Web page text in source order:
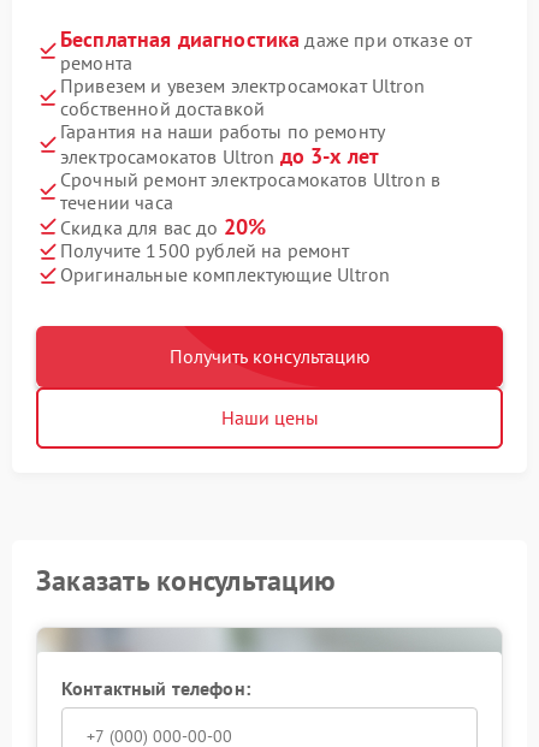
Бесплатная диагностика даже при отказе от
ремонта
Привезем и увезем электросамокат Ultron
собственной доставкой
Гарантия на наши работы по ремонту
электросамокатов Ultron до 3-х лет
Срочный ремонт электросамокатов Ultron в
течении часа
Скидка для вас до 20%
Получите 1500 рублей на ремонт
Оригинальные комплектующие Ultron
Получить консультацию
Наши цены
Заказать консультацию
Контактный телефон: